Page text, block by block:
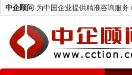
中企顾问-为中国企业提供精准咨询服务